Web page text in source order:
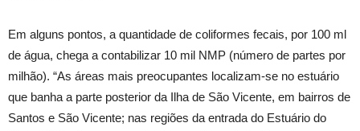
Em alguns pontos, a quantidade de coliformes fecais, por 100 ml
de água, chega a contabilizar 10 mil NMP (número de partes por
milhão). “As áreas mais preocupantes localizam-se no estuário
que banha a parte posterior da Ilha de São Vicente, em bairros de
Santos e São Vicente; nas regiões da entrada do Estuário do